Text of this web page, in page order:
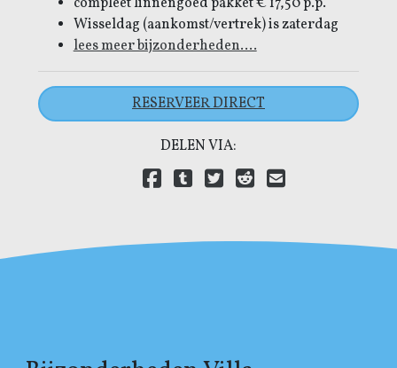
Wisseldag (aankomst/vertrek) is zaterdag
lees meer bijzonderheden....
RESERVEER DIRECT
DELEN VIA:
Delen via LinkedIn
(open new window)
Delen via Facebook
(open new window)
Delen via Tumblr
(open new window)
Delen via Twitter
(open new window)
Delen via Reddit
(open new window)